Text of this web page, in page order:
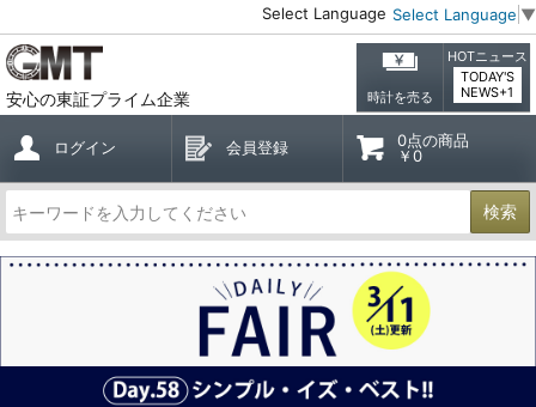
Select Language Select Language ▼
安心の東証プライム企業 時計を売る
HOTニュース
TODAY'S
NEWS+1
ログイン 会員登録
0点の商品
￥0
検索